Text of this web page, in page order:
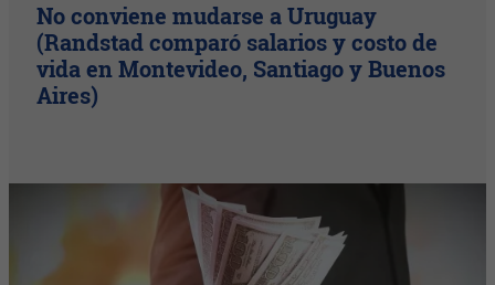
No conviene mudarse a Uruguay
(Randstad comparó salarios y costo de
vida en Montevideo, Santiago y Buenos
Aires)